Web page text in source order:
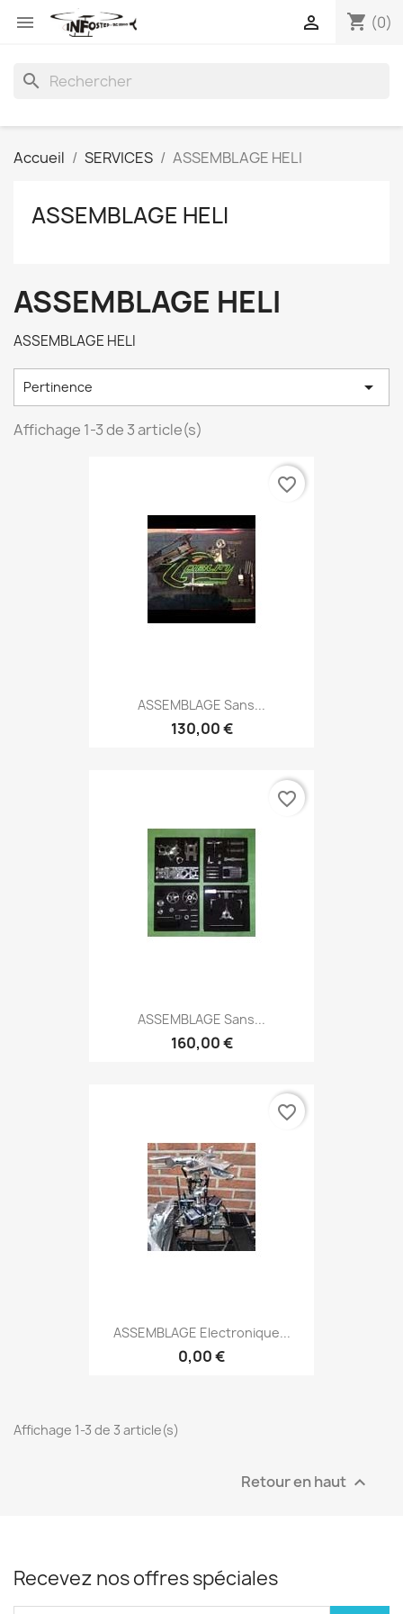
 shopping_cart (0)

search
Accueil SERVICES ASSEMBLAGE HELI
ASSEMBLAGE HELI
ASSEMBLAGE HELI
ASSEMBLAGE HELI
Pertinence 
Affichage 1-3 de 3 article(s)
ASSEMBLAGE Sans...
130,00 €
favorite_border
ASSEMBLAGE Sans...
160,00 €
favorite_border
ASSEMBLAGE Electronique...
0,00 €
favorite_border
Affichage 1-3 de 3 article(s)
Retour en haut 
Recevez nos offres spéciales